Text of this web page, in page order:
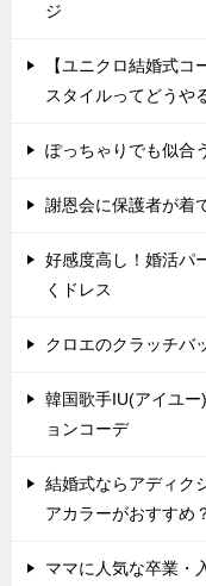
ジ
【ユニクロ結婚式
スタイルってどうや
ぽっちゃりでも似合
謝恩会に保護者が着
好感度高し！婚活パ
くドレス
クロエのクラッチバ
韓国歌手IU(アイユ
ョンコーデ
結婚式ならアディク
アカラーがおすすめ
ママに人気な卒業・